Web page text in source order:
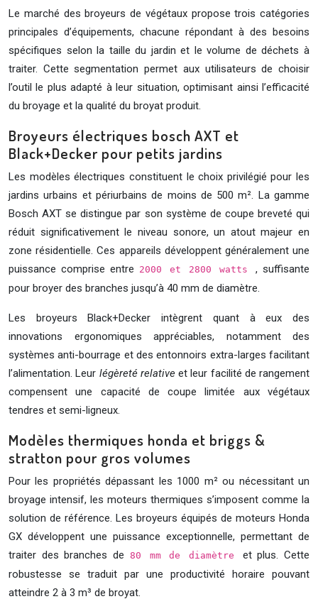
Le marché des broyeurs de végétaux propose trois catégories
principales d’équipements, chacune répondant à des besoins
spécifiques selon la taille du jardin et le volume de déchets à
traiter. Cette segmentation permet aux utilisateurs de choisir
l’outil le plus adapté à leur situation, optimisant ainsi l’efficacité
du broyage et la qualité du broyat produit.
Broyeurs électriques bosch AXT et
Black+Decker pour petits jardins
Les modèles électriques constituent le choix privilégié pour les
jardins urbains et périurbains de moins de 500 m². La gamme
Bosch AXT se distingue par son système de coupe breveté qui
réduit significativement le niveau sonore, un atout majeur en
zone résidentielle. Ces appareils développent généralement une
puissance comprise entre 2000 et 2800 watts , suffisante
pour broyer des branches jusqu’à 40 mm de diamètre.
Les broyeurs Black+Decker intègrent quant à eux des
innovations ergonomiques appréciables, notamment des
systèmes anti-bourrage et des entonnoirs extra-larges facilitant
l’alimentation. Leur légèreté relative et leur facilité de rangement
compensent une capacité de coupe limitée aux végétaux
tendres et semi-ligneux.
Modèles thermiques honda et briggs &
stratton pour gros volumes
Pour les propriétés dépassant les 1000 m² ou nécessitant un
broyage intensif, les moteurs thermiques s’imposent comme la
solution de référence. Les broyeurs équipés de moteurs Honda
GX développent une puissance exceptionnelle, permettant de
traiter des branches de 80 mm de diamètre et plus. Cette
robustesse se traduit par une productivité horaire pouvant
atteindre 2 à 3 m³ de broyat.